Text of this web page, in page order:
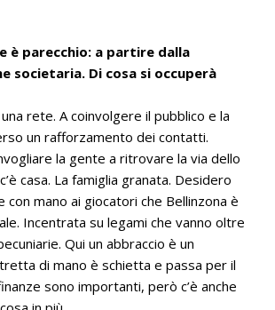
è parecchio: a partire dalla
societaria. Di cosa si occuperà
rete. A coinvolgere il pubblico e la
un rafforzamento dei contatti.
la gente a ritrovare la via dello
casa. La famiglia granata. Desidero
con mano ai giocatori che Bellinzona è
Incentrata su legami che vanno oltre
Qui un abbraccio è un
di mano è schietta e passa per il
sono importanti, però c’è anche